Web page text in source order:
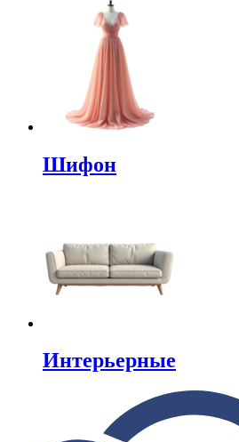
Шифон
Интерьерные